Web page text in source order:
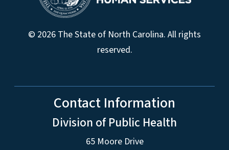
© 2026 The State of North Carolina. All rights
reserved.
Contact Information
Division of Public Health
65 Moore Drive